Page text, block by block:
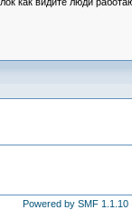
Powered by SMF 1.1.10